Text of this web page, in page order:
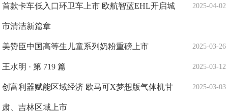
2025-04-02
首款卡车低入口环卫车上市 欧航智蓝EHL开启城
市清洁新篇章
2025-03-26
美赞臣中国高等生儿童系列奶粉重磅上市
2025-03-12
王水明 · 第 719 篇
2025-03-03
创富利器赋能区域经济 欧马可X梦想版气体机甘
肃、吉林区域上市